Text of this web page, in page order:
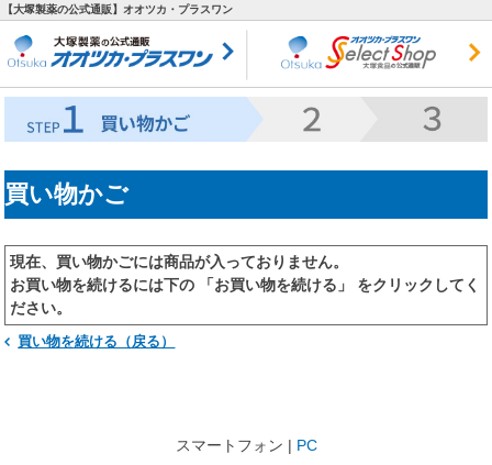
【大塚製薬の公式通販】オオツカ・プラスワン
買い物かご
現在、買い物かごには商品が入っておりません。
お買い物を続けるには下の 「お買い物を続ける」 をクリックしてく
ださい。
買い物を続ける（戻る）
スマートフォン | PC